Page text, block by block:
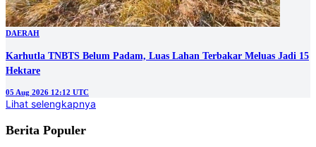
DAERAH
Karhutla TNBTS Belum Padam, Luas Lahan Terbakar Meluas Jadi 15
Hektare
05 Aug 2026 12:12 UTC
Lihat selengkapnya
Berita Populer